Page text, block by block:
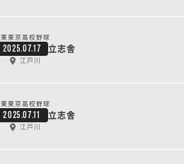
東東京高校野球
2025.07.17 立志舎
江戸川
東東京高校野球
2025.07.11 立志舎
江戸川